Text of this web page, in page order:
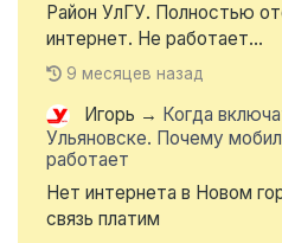
Район УлГУ. Полностью
интернет. Не работает...
9 месяцев назад
Игорь → Когда
Ульяновске. Почему
работает
Нет интернета в Новом
связь платим